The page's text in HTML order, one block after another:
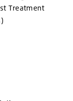
Treatment